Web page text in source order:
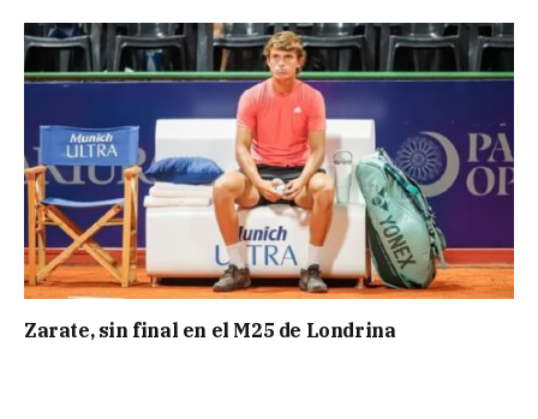
Zarate, sin final en el M25 de Londrina